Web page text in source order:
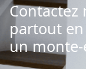
Contactez
partout
un